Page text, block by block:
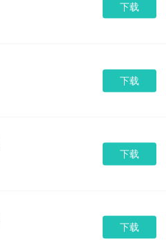
下载
下载
下载
下载